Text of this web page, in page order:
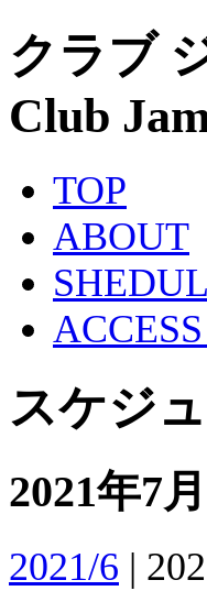
クラブ
Club
TOP
ABOUT
スケジ
2021年7
2021/6 |